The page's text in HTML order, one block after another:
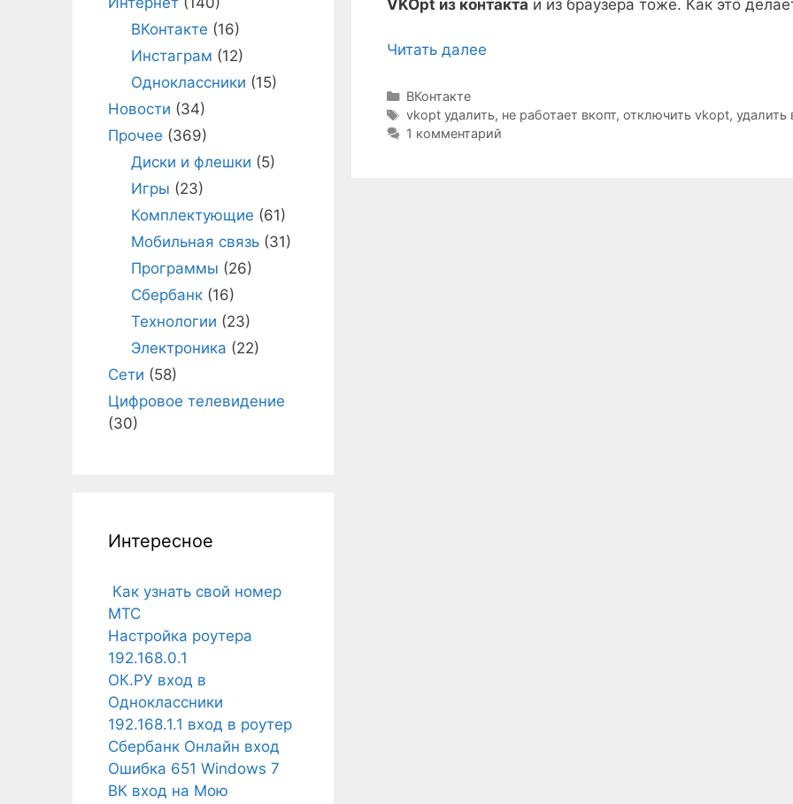
VKOpt из контакта и из браузера тоже. Как это
Читать далее
Рубрики
ВКонтакте
Метки
vkopt удалить, не работает вкопт, отключить vkopt, удалить
1 комментарий
ВКонтакте (16)
Инстаграм (12)
Одноклассники (15)
Новости (34)
Прочее (369)
Диски и флешки (5)
Игры (23)
Комплектующие (61)
Мобильная связь(31)
Программы (26)
Сбербанк(16)
Технологии (23)
Электроника (22)
Сети (58)
Цифровое телевидение
(30)
Интересное
Как узнать свой номер
МТС
Настройка роутера
192.168.0.1
ОК.РУ вход в
Одноклассники
192.168.1.1 вход в роутер
Сбербанк Онлайн вход
Ошибка 651 Windows 7
ВК вход на Мою